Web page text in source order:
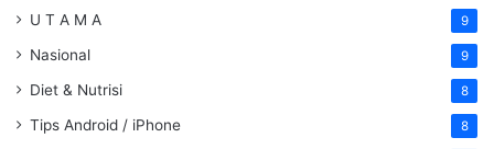
U T A M A 9
Nasional 9
Diet & Nutrisi 8
Tips Android / iPhone 8